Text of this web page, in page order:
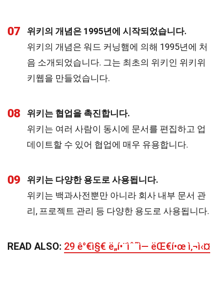
07
위키의 개념은 1995년에 시작되었습니다.
위키의 개념은 워드 커닝햄에 의해 1995년에 처
음 소개되었습니다. 그는 최초의 위키인 위키위
키웹을 만들었습니다.
08
위키는 협업을 촉진합니다.
위키는 여러 사람이 동시에 문서를 편집하고 업
데이트할 수 있어 협업에 매우 유용합니다.
09
위키는 다양한 용도로 사용됩니다.
위키는 백과사전뿐만 아니라 회사 내부 문서 관
리, 프로젝트 관리 등 다양한 용도로 사용됩니다.
READ ALSO: 29 ê°€ì§€ ë„í•¨ìˆ˜ì— ëŒ€í•œ ì‚¬ì‹¤